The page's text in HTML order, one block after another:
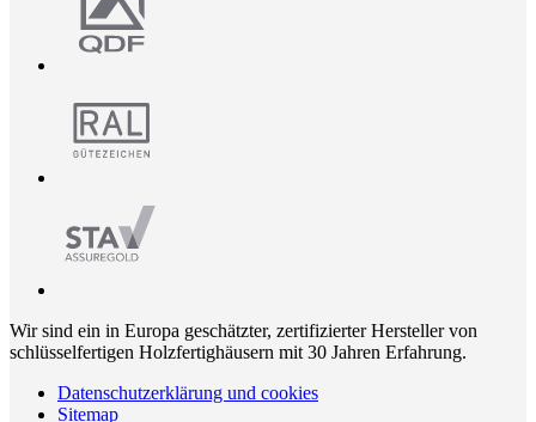
Wir sind ein in Europa geschätzter, zertifizierter Hersteller von
schlüsselfertigen Holzfertighäusern mit 30 Jahren Erfahrung.
Datenschutzerklärung und cookies
Sitemap